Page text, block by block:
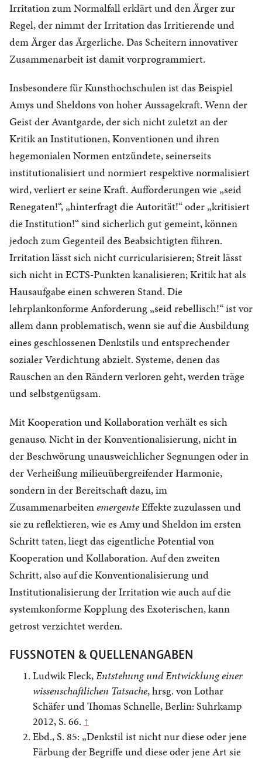
Irritation zum Normalfall erklärt und den Ärger zur
Regel, der nimmt der Irritation das Irritierende und
dem Ärger das Ärgerliche. Das Scheitern innovativer
Zusammenarbeit ist damit vorprogrammiert.
Insbesondere für Kunsthochschulen ist das Beispiel
Amys und Sheldons von hoher Aussagekraft. Wenn der
Geist der Avantgarde, der sich nicht zuletzt an der
Kritik an Institutionen, Konventionen und ihren
hegemonialen Normen entzündete, seinerseits
institutionalisiert und normiert respektive normalisiert
wird, verliert er seine Kraft. Aufforderungen wie „seid
Renegaten!“, „hinterfragt die Autorität!“ oder „kritisiert
die Institution!“ sind sicherlich gut gemeint, können
jedoch zum Gegenteil des Beabsichtigten führen.
Irritation lässt sich nicht curricularisieren; Streit lässt
sich nicht in ECTS-Punkten kanalisieren; Kritik hat als
Hausaufgabe einen schweren Stand. Die
lehrplankonforme Anforderung „seid rebellisch!“ ist vor
allem dann problematisch, wenn sie auf die Ausbildung
eines geschlossenen Denkstils und entsprechender
sozialer Verdichtung abzielt. Systeme, denen das
Rauschen an den Rändern verloren geht, werden träge
und selbstgenügsam.
Mit Kooperation und Kollaboration verhält es sich
genauso. Nicht in der Konventionalisierung, nicht in
der Beschwörung unausweichlicher Segnungen oder in
der Verheißung milieuübergreifender Harmonie,
sondern in der Bereitschaft dazu, im
ZusammenarbeitenemergenteEffekte zuzulassen und
sie zu reflektieren, wie es Amy und Sheldon im ersten
Schritt taten, liegt das eigentliche Potential von
Kooperation und Kollaboration. Auf den zweiten
Schritt, also auf die Konventionalisierung und
Institutionalisierung der Irritation wie auch auf die
systemkonforme Kopplung des Exoterischen, kann
getrost verzichtet werden.
FUSSNOTEN & QUELLENANGABEN
Ludwik Fleck,Entstehung und Entwicklung einer
wissenschaftlichen Tatsache, hrsg. von Lothar
Schäfer und Thomas Schnelle, Berlin: Suhrkamp
2012, S. 66. ↑
Ebd., S. 85: „Denkstil ist nicht nur diese oder jene
Färbung der Begriffe und diese oder jene Art sie